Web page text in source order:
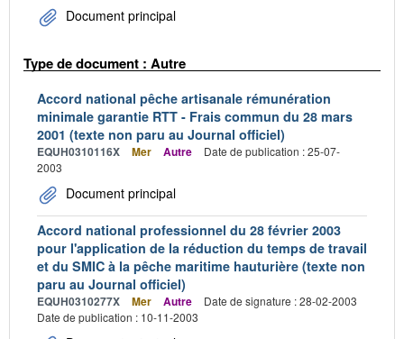
Document principal
Type de document : Autre
Accord national pêche artisanale rémunération
minimale garantie RTT - Frais commun du 28 mars
2001 (texte non paru au Journal officiel)
EQUH0310116X Mer Autre
Date de publication : 25-07-
2003
Document principal
Accord national professionnel du 28 février 2003
pour l'application de la réduction du temps de travail
et du SMIC à la pêche maritime hauturière (texte non
paru au Journal officiel)
EQUH0310277X Mer Autre
Date de signature : 28-02-2003
Date de publication : 10-11-2003